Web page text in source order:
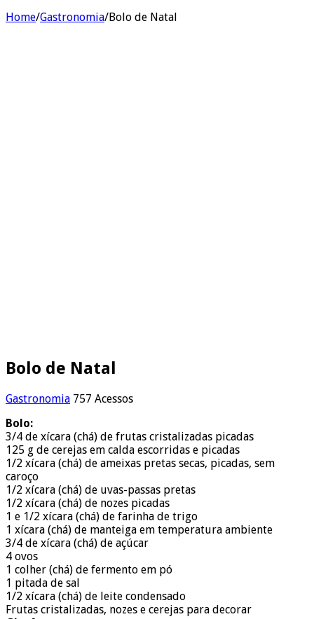
Home/Gastronomia/Bolo de Natal
Bolo de Natal
Gastronomia 757 Acessos
Bolo:
3/4 de xícara (chá) de frutas cristalizadas picadas
125 g de cerejas em calda escorridas e picadas
1/2 xícara (chá) de ameixas pretas secas, picadas, sem
caroço
1/2 xícara (chá) de uvas-passas pretas
1/2 xícara (chá) de nozes picadas
1 e 1/2 xícara (chá) de farinha de trigo
1 xícara (chá) de manteiga em temperatura ambiente
3/4 de xícara (chá) de açúcar
4 ovos
1 colher (chá) de fermento em pó
1 pitada de sal
1/2 xícara (chá) de leite condensado
Frutas cristalizadas, nozes e cerejas para decorar